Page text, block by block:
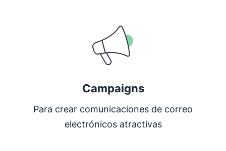
Campaigns
Para crear comunicaciones de correo
electrónicos atractivas